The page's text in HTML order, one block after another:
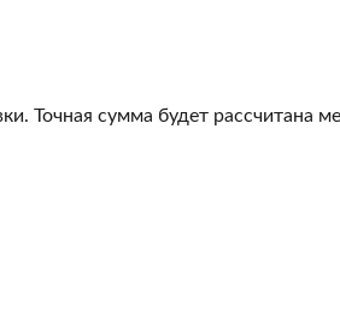
Точная сумма будет